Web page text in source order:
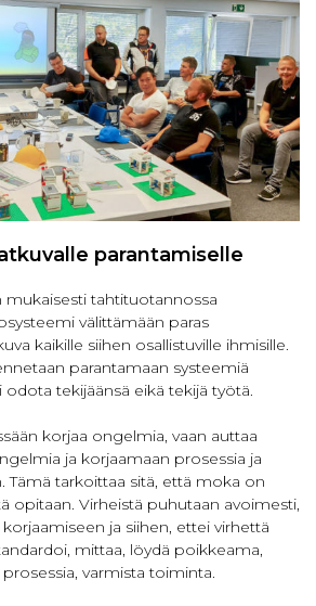
parantamiselle
mukaisesti tahtituotannossa
välittämään paras
kaikille siihen osallistuville ihmisille.
parantamaan systeemiä
odota tekijäänsä eikä tekijä työtä.
korjaa ongelmia, vaan auttaa
ja korjaamaan prosessia ja
Tämä tarkoittaa sitä, että moka on
opitaan. Virheistä puhutaan avoimesti,
ja siihen, ettei virhettä
mittaa, löydä poikkeama,
varmista toiminta.